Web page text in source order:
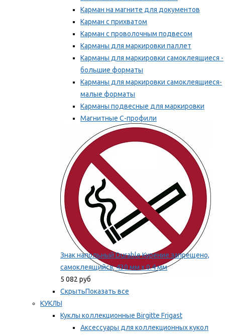
Карман на магните для документов
Карман с прихватом
Карман с проволочным подвесом
Карманы для маркировки паллет
Карманы для маркировки самоклеящиеся -
большие форматы
Карманы для маркировки самоклеящиеся-
малые форматы
Карманы подвесные для маркировки
Магнитные С-профили
Напольная маркировка
Мы рекомендуем
Знак напольный Durable Курение запрещено,
самоклеящийся, 430 мм х 0.4 мм
5 082 руб
СкрытьПоказать все
КУКЛЫ
Куклы коллекционные Birgitte Frigast
Аксессуары для коллекционных кукол